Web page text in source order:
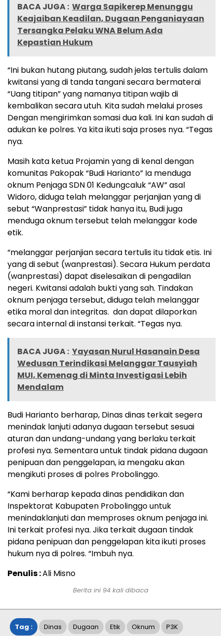
BACA JUGA : Warga Sapikerep Menunggu
Keajaiban Keadilan, Dugaan Penganiayaan
Tersangka Pelaku WNA Belum Ada
Kepastian Hukum
“Ini bukan hutang piutang, sudah jelas tertulis dalam
kwitansi yang di tanda tangani secara bermaterai
“Uang titipan” yang namanya titipan wajib di
kembalikan secara utuh. Kita sudah melalui proses
Dengan mengirimkan somasi dua kali. Ini kan sudah di
adukan ke polres. Ya kita ikuti saja proses nya. “Tegas
nya.
Masih kata ketua Projamin yang di kenal dengan
komunitas Pakopak “Budi Harianto” Ia menduga
oknum Penjaga SDN 01 Kedungcaluk “AW” asal
Widoro, diduga telah melanggar perjanjian yang di
sebut “Wanprestasi” tidak hanya itu, Budi juga
menduga oknum tersebut telah melanggar kode
etik.
“melanggar perjanjian secara tertulis itu tidak etis. Ini
yang di sebut (wanprestasi). Secara Hukum perdata
(wanprestasi) dapat diselesaikan di pengadilan
negeri. Kwitansi adalah bukti yang sah. Tindakan
oknum penjaga tersebut, diduga telah melanggar
etika moral dan integritas. dan dapat dilaporkan
secara internal di instansi terkait. “Tegas nya.
BACA JUGA : Yayasan Nurul Hasanain Desa
Wedusan Terindikasi Melanggar Tausyiah
MUI, Kemenag di Minta Investigasi Lebih
Mendalam
Budi Harianto berharap, Dinas dinas terkait segera
menindak lanjuti adanya dugaan tersebut sesuai
aturan dan undang-undang yang berlaku terkait
profesi nya. Sementara untuk tindak pidana dugaan
penipuan dan penggelapan, ia mengaku akan
mengikuti proses di polres Probolinggo.
“Kami berharap kepada dinas pendidikan dan
Inspektorat Kabupaten Probolinggo untuk
menindaklanjuti dan memproses oknum penjaga ini.
Ini terkait profesi nya. Jika terkait dugaan tindak
pidana penipuan dan penggelapan kita ikuti proses
hukum nya di polres. “Imbuh nya.
Penulis :Ali Misno
Berita ini 94kali dibaca
Tag : Dinas Dugaan Etik Oknum P3K